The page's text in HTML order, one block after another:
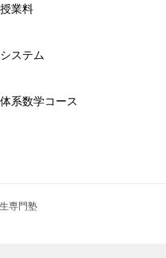
授業料
システム
体系数学コース
専門塾